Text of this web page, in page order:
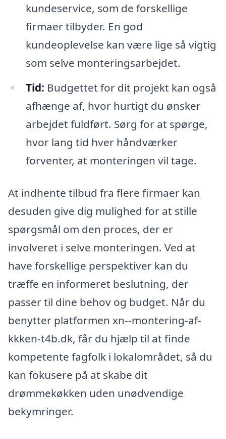
kundeservice, som de forskellige
firmaer tilbyder. En god
kundeoplevelse kan være lige så vigtig
som selve monteringsarbejdet.
Tid: Budgettet for dit projekt kan også
afhænge af, hvor hurtigt du ønsker
arbejdet fuldført. Sørg for at spørge,
hvor lang tid hver håndværker
forventer, at monteringen vil tage.
At indhente tilbud fra flere firmaer kan
desuden give dig mulighed for at stille
spørgsmål om den proces, der er
involveret i selve monteringen. Ved at
have forskellige perspektiver kan du
træffe en informeret beslutning, der
passer til dine behov og budget. Når du
benytter platformen xn--montering-af-
kkken-t4b.dk, får du hjælp til at finde
kompetente fagfolk i lokalområdet, så du
kan fokusere på at skabe dit
drømmekøkken uden unødvendige
bekymringer.